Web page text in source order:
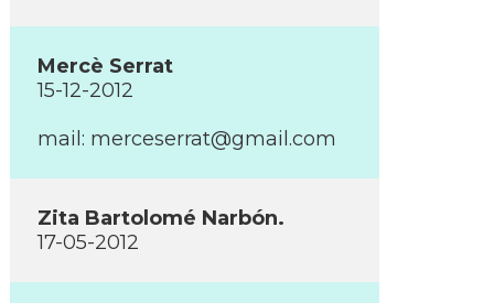
Mercè Serrat
15-12-2012
mail: merceserrat@gmail.com
Zita Bartolomé Narbón.
17-05-2012